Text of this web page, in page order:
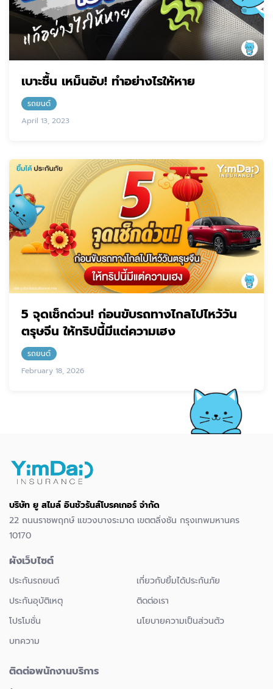
เบาะชื้น เหม็นอับ! ทำอย่างไรให้หาย
รถยนต์
April 13, 2023
5 จุดเช็กด่วน! ก่อนขับรถทางไกลไปไหว้วัน
ตรุษจีน ให้ทริปนี้มีแต่ความเฮง
รถยนต์
February 18, 2026
บริษัท ยู สไมล์ อินชัวรันส์โบรคเกอร์ จำกัด
22 ถนนราชพฤกษ์ แขวงบางระมาด เขตตลิ่งชัน กรุงเทพมหานคร
10170
ผังเว็บไซต์
ประกันรถยนต์
เกี่ยวกับยิ้มได้ประกันภัย
ประกันอุบัติเหตุ
ติดต่อเรา
โปรโมชั่น
นโยบายความเป็นส่วนตัว
บทความ
ติดต่อพนักงานบริการ